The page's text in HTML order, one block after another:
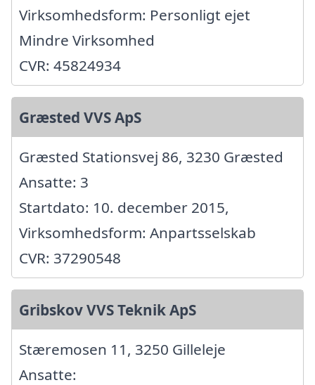
Virksomhedsform: Personligt ejet
Mindre Virksomhed
CVR: 45824934
Græsted VVS ApS
Græsted Stationsvej 86, 3230 Græsted
Ansatte: 3
Startdato: 10. december 2015,
Virksomhedsform: Anpartsselskab
CVR: 37290548
Gribskov VVS Teknik ApS
Stæremosen 11, 3250 Gilleleje
Ansatte: